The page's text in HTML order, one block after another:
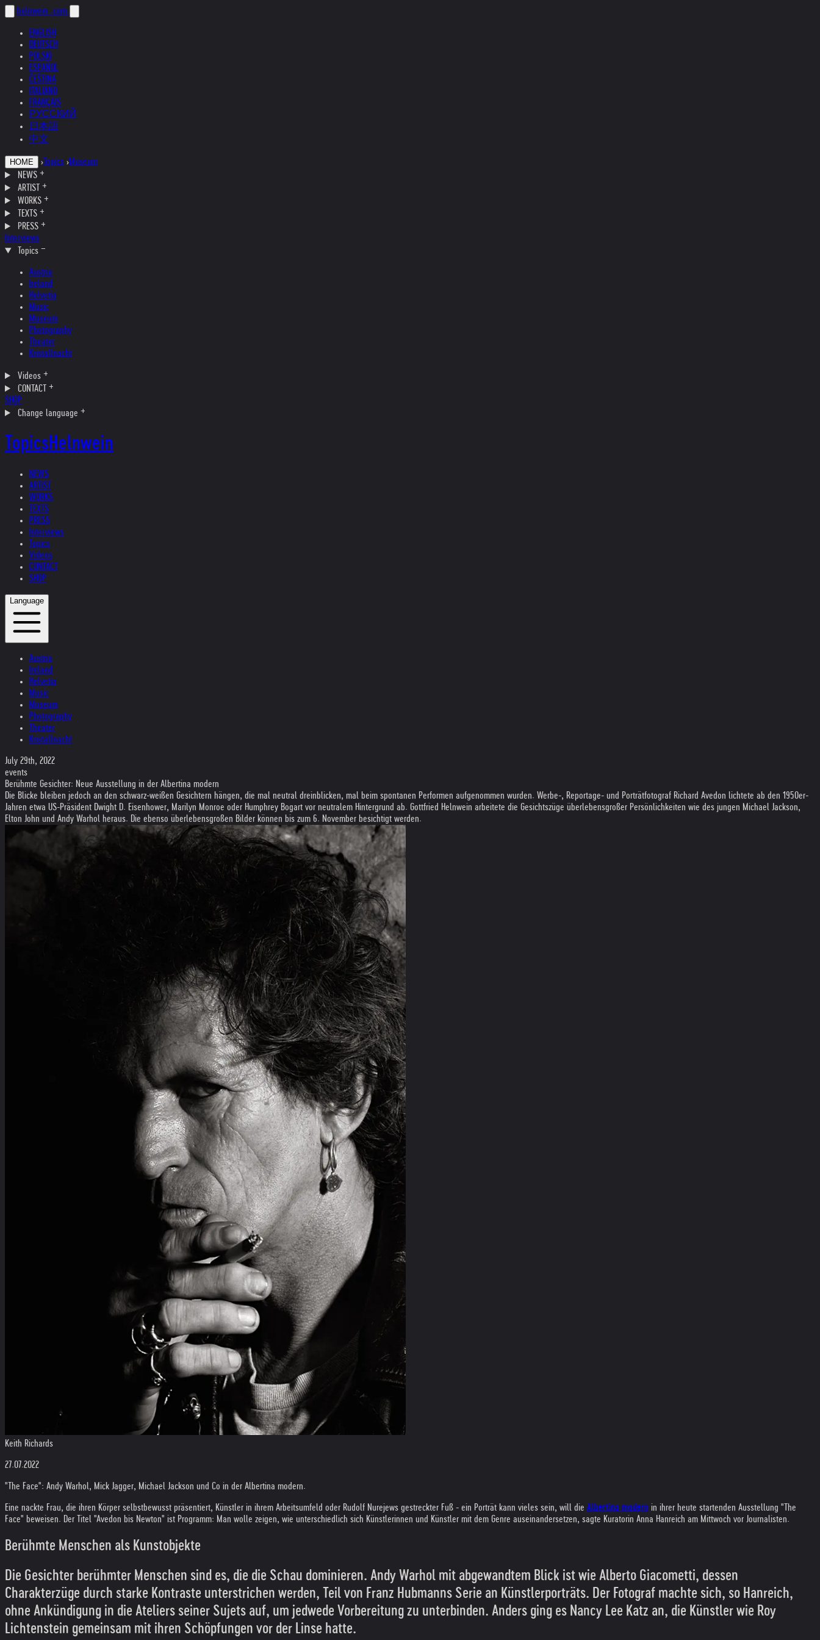
helnwein .com
ENGLISH
DEUTSCH
POLSKI
ESPAÑOL
ČEŠTINA
ITALIANO
FRANÇAIS
РУССКИЙ
日本語
中文
HOME › Topics ›Museum
NEWS
ARTIST
WORKS
TEXTS
PRESS
Interviews
Topics
Austria
Ireland
Helvetia
Music
Museum
Photography
Theater
Kristallnacht
Videos
CONTACT
SHOP
Change language
TopicsHelnwein
NEWS
ARTIST
WORKS
TEXTS
PRESS
Interviews
Topics
Videos
CONTACT
SHOP
Language
Austria
Ireland
Helvetia
Music
Museum
Photography
Theater
Kristallnacht
July 29th, 2022
events
Berühmte Gesichter: Neue Ausstellung in der Albertina modern
Die Blicke bleiben jedoch an den schwarz-weißen Gesichtern hängen, die mal neutral dreinblicken, mal beim spontanen Performen aufgenommen wurden. Werbe-, Reportage- und Porträtfotograf Richard Avedon lichtete ab den 1950er-
Jahren etwa US-Präsident Dwight D. Eisenhower, Marilyn Monroe oder Humphrey Bogart vor neutralem Hintergrund ab. Gottfried Helnwein arbeitete die Gesichtszüge überlebensgroßer Persönlichkeiten wie des jungen Michael Jackson,
Elton John und Andy Warhol heraus. Die ebenso überlebensgroßen Bilder können bis zum 6. November besichtigt werden.
Keith Richards
27.07.2022
"The Face": Andy Warhol, Mick Jagger, Michael Jackson und Co in der Albertina modern.
Eine nackte Frau, die ihren Körper selbstbewusst präsentiert, Künstler in ihrem Arbeitsumfeld oder Rudolf Nurejews gestreckter Fuß - ein Porträt kann vieles sein, will die Albertina modern in ihrer heute startenden Ausstellung "The
Face" beweisen. Der Titel "Avedon bis Newton" ist Programm: Man wolle zeigen, wie unterschiedlich sich Künstlerinnen und Künstler mit dem Genre auseinandersetzen, sagte Kuratorin Anna Hanreich am Mittwoch vor Journalisten.
Berühmte Menschen als Kunstobjekte
Die Gesichter berühmter Menschen sind es, die die Schau dominieren. Andy Warhol mit abgewandtem Blick ist wie Alberto Giacometti, dessen
Charakterzüge durch starke Kontraste unterstrichen werden, Teil von Franz Hubmanns Serie an Künstlerporträts. Der Fotograf machte sich, so Hanreich,
ohne Ankündigung in die Ateliers seiner Sujets auf, um jedwede Vorbereitung zu unterbinden. Anders ging es Nancy Lee Katz an, die Künstler wie Roy
Lichtenstein gemeinsam mit ihren Schöpfungen vor der Linse hatte.